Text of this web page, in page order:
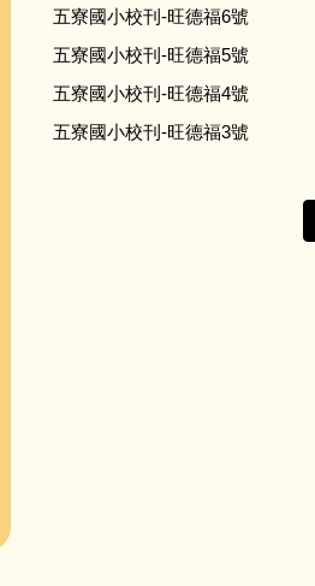
五寮國小校刊-旺德福6號
五寮國小校刊-旺德福5號
五寮國小校刊-旺德福4號
五寮國小校刊-旺德福3號